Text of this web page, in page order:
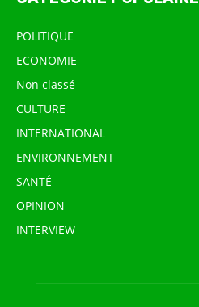
POLITIQUE
ECONOMIE
Non classé
CULTURE
INTERNATIONAL
ENVIRONNEMENT
SANTÉ
OPINION
INTERVIEW